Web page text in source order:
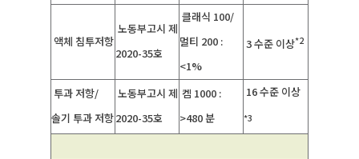
액체 침투저항
노동부고시 제
2020-35호
클래식 100/
멀티 200 :
<1%
3 수준 이상*2
투과 저항/
솔기 투과 저항
노동부고시 제
2020-35호
켐 1000 :
>480 분
16 수준 이상
*3